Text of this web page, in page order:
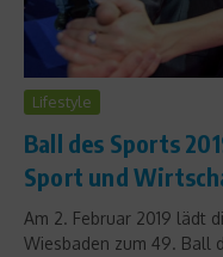
Lifestyle
Ball des Sports
Sport und
Am 2. Februar 2019 lädt
Wiesbaden zum 49. Ball